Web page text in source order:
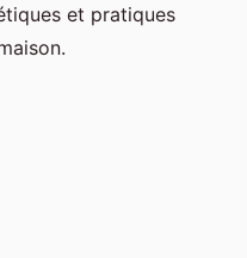
et pratiques